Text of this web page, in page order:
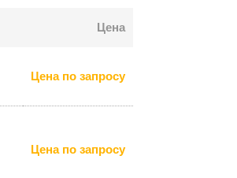
Цена
Цена по запросу
Цена по запросу